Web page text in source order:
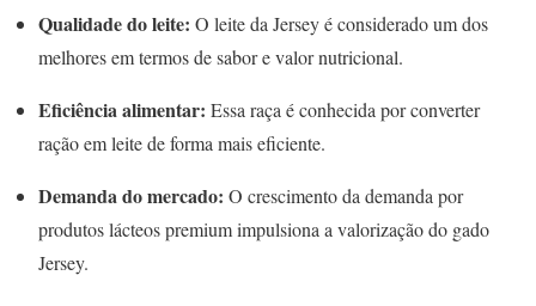
Qualidade do leite: O leite da Jersey é considerado um dos
melhores em termos de sabor e valor nutricional.
Eficiência alimentar: Essa raça é conhecida por converter
ração em leite de forma mais eficiente.
Demanda do mercado: O crescimento da demanda por
produtos lácteos premium impulsiona a valorização do gado
Jersey.